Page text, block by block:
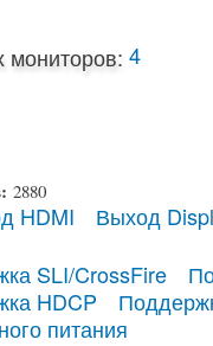
мониторов: 4
2880
HDMI
Выход
SLI/CrossFire
HDCP
питания